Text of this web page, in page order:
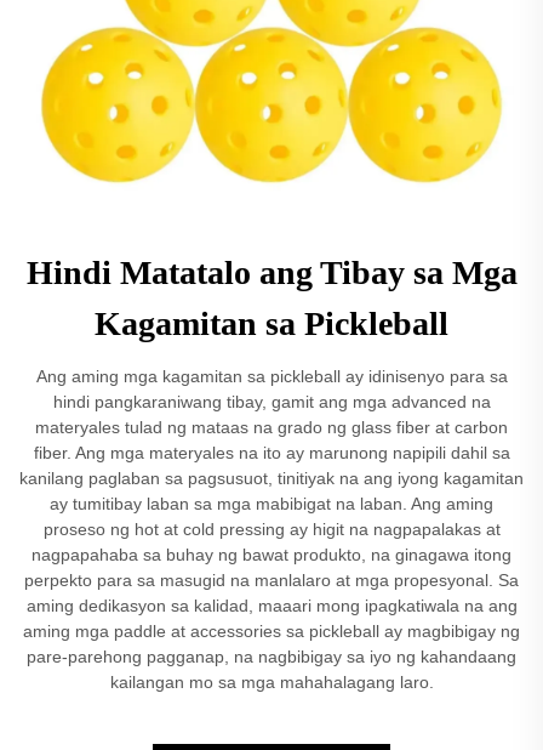
Hindi Matatalo ang Tibay sa Mga
Kagamitan sa Pickleball
Ang aming mga kagamitan sa pickleball ay idinisenyo para sa
hindi pangkaraniwang tibay, gamit ang mga advanced na
materyales tulad ng mataas na grado ng glass fiber at carbon
fiber. Ang mga materyales na ito ay marunong napipili dahil sa
kanilang paglaban sa pagsusuot, tinitiyak na ang iyong kagamitan
ay tumitibay laban sa mga mabibigat na laban. Ang aming
proseso ng hot at cold pressing ay higit na nagpapalakas at
nagpapahaba sa buhay ng bawat produkto, na ginagawa itong
perpekto para sa masugid na manlalaro at mga propesyonal. Sa
aming dedikasyon sa kalidad, maaari mong ipagkatiwala na ang
aming mga paddle at accessories sa pickleball ay magbibigay ng
pare-parehong pagganap, na nagbibigay sa iyo ng kahandaang
kailangan mo sa mga mahahalagang laro.